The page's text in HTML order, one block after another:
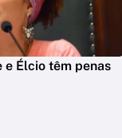
e Élcio têm penas